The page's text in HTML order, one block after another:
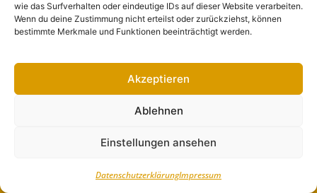
wie das Surfverhalten oder eindeutige IDs auf dieser Website verarbeiten.
Wenn du deine Zustimmung nicht erteilst oder zurückziehst, können
bestimmte Merkmale und Funktionen beeinträchtigt werden.
Akzeptieren
Ablehnen
Einstellungen ansehen
DatenschutzerklärungImpressum
Artikel einreichen